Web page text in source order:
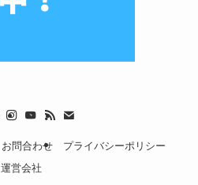
お問合わせ
プライバシーポリシー
運営会社